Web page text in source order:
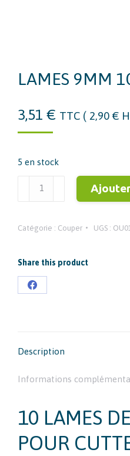
LAMES 9MM
3,51 € TTC ( 2,90 €
5 en stock
quantité
9MM
PCS
Catégorie : Couper UGS :
Share this product
Partager
Description
Informations
10 LAMES
POUR